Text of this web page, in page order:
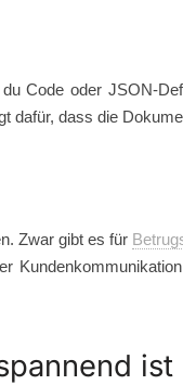
Code oder JSON-
dafür, dass die
Zwar gibt es für
ist